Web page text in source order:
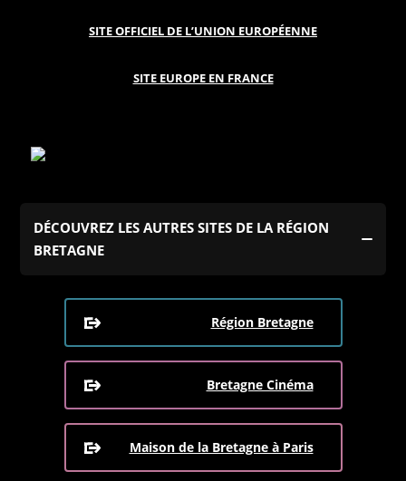
SITE OFFICIEL DE L’UNION EUROPÉENNE
SITE EUROPE EN FRANCE
DÉCOUVREZ LES AUTRES SITES DE LA RÉGION
BRETAGNE
Région Bretagne
Bretagne Cinéma
Maison de la Bretagne à Paris